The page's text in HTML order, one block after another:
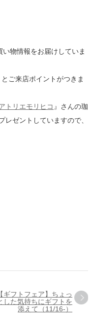
物情報をお届けしていま
ご来店ポイントがつきま
トリエモリヒコ 』さんの珈
ゼントしていますので、
【ギフトフェア】ちょっ
した気持ちにギフトを
添えて（11/16-）